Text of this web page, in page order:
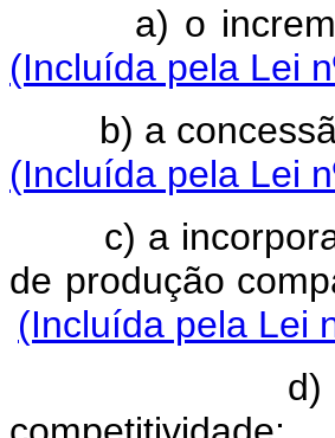
a) o
(Incluída pela Lei
b) a
(Incluída pela Lei
c) a
de produção
(Incluída pela Lei